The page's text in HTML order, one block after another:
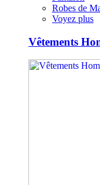
Robes de
Voyez plus
Vêtements